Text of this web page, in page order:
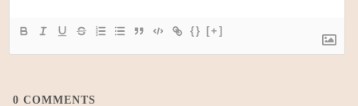
{} [+]
0 COMMENTS